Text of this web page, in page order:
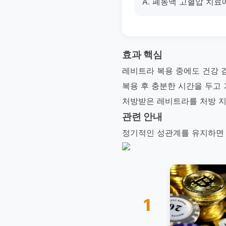
효과 핵심
레비트라 복용 중에도 건강
복용 후 충분한 시간을 두고
처방받은 레비트라를 처방
관련 안내
정기적인 성관계를 유지하
1